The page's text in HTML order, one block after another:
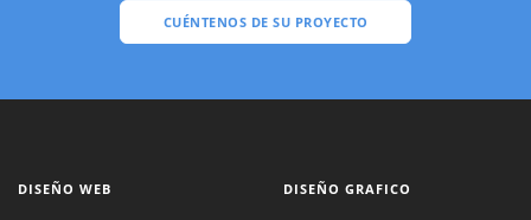
CUÉNTENOS DE SU PROYECTO
DISEÑO WEB DISEÑO GRAFICO